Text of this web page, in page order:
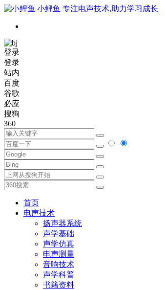
小鲤鱼 专注电声技术,助力学习成长
登录
登录
站内
百度
谷歌
必应
搜狗
360
首页
电声技术
扬声器系统
声学基础
声学仿真
电声测量
音响技术
声学科普
书籍资料